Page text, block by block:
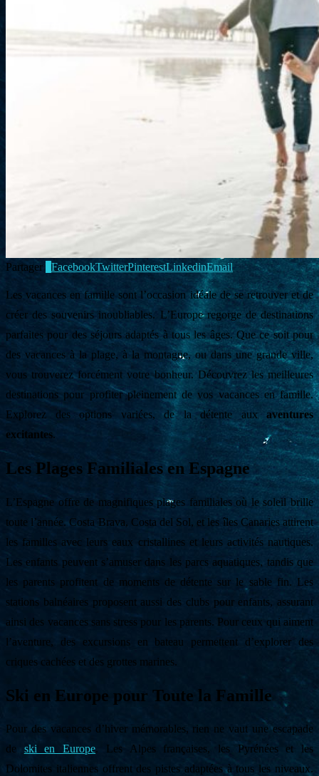
Partager FacebookTwitterPinterestLinkedinEmail
Les vacances en famille sont l’occasion idéale de se retrouver et de
créer des souvenirs inoubliables. L’Europe regorge de destinations
parfaites pour des séjours adaptés à tous les âges. Que ce soit pour
des vacances à la plage, à la montagne, ou dans une grande ville,
vous trouverez forcément votre bonheur. Découvrez les meilleures
destinations pour profiter pleinement de vos vacances en famille.
Explorez des options variées, de la détente aux aventures
excitantes.
Les Plages Familiales en Espagne
L’Espagne offre de magnifiques plages familiales où le soleil brille
toute l’année. Costa Brava, Costa del Sol, et les îles Canaries attirent
les familles avec leurs eaux cristallines et leurs activités nautiques.
Les enfants peuvent s’amuser dans les parcs aquatiques, tandis que
les parents profitent de moments de détente sur le sable fin. Les
stations balnéaires proposent aussi des clubs pour enfants, assurant
ainsi des vacances sans stress pour les parents. Pour ceux qui aiment
l’aventure, des excursions en bateau permettent d’explorer des
criques cachées et des grottes marines.
Ski en Europe pour Toute la Famille
Pour des vacances d’hiver mémorables, rien ne vaut une escapade
de ski en Europe. Les Alpes françaises, les Pyrénées et les
Dolomites italiennes offrent des pistes adaptées à tous les niveaux.